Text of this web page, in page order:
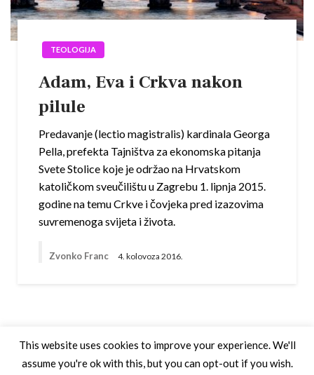
TEOLOGIJA
Adam, Eva i Crkva nakon
pilule
Predavanje (lectio magistralis) kardinala Georga
Pella, prefekta Tajništva za ekonomska pitanja
Svete Stolice koje je održao na Hrvatskom
katoličkom sveučilištu u Zagrebu 1. lipnja 2015.
godine na temu Crkve i čovjeka pred izazovima
suvremenoga svijeta i života.
Zvonko Franc 4. kolovoza 2016.
This website uses cookies to improve your experience. We'll
assume you're ok with this, but you can opt-out if you wish.